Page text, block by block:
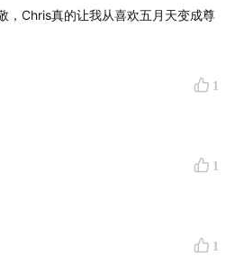
，Chris真的让我从喜欢五月天变成尊
1
1
1